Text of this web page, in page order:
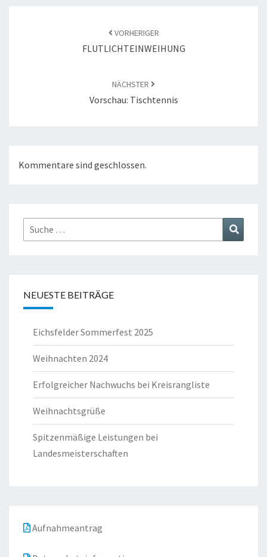
VORHERIGER
FLUTLICHTEINWEIHUNG
NÄCHSTER
Vorschau: Tischtennis
Kommentare sind geschlossen.
Suche
nach:
NEUESTE BEITRÄGE
Eichsfelder Sommerfest 2025
Weihnachten 2024
Erfolgreicher Nachwuchs bei Kreisrangliste
Weihnachtsgrüße
Spitzenmäßige Leistungen bei
Landesmeisterschaften
Aufnahmeantrag